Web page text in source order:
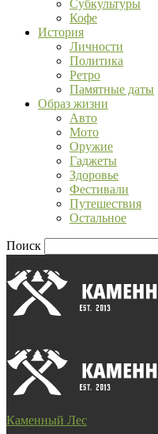
Субкультуры
Кофе
История
Личности
Политика
Ретро
Памятные даты
Образ жизни
Авто
Мото
Оружие
Гаджеты
Здоровье
Фестивали
Путешествия
Остальное
Поиск
Каменный Лес